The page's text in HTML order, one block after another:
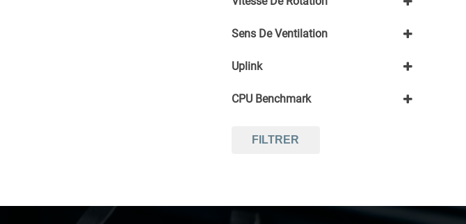
Sens De Ventilation
Uplink
1Gbps
CPU Benchmark
FILTRER